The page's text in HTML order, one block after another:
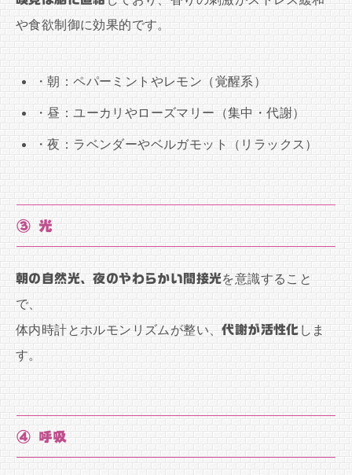
や食欲制御に効果的です。
・朝：ペパーミントやレモン（覚醒系）
・昼：ユーカリやローズマリー（集中・代謝）
・夜：ラベンダーやベルガモット（リラックス）
③ 光
朝の自然光、夜のやわらかい間接光を意識すること
で、
体内時計とホルモンリズムが整い、代謝が活性化 しま
す。
④ 呼吸